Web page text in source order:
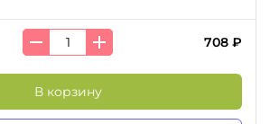
708 ₽
В корзину